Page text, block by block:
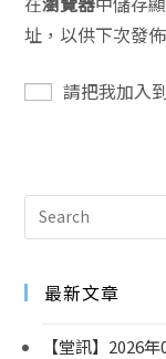
址，以供下次發
請把我加入
最新文章
【堂訊】2026年